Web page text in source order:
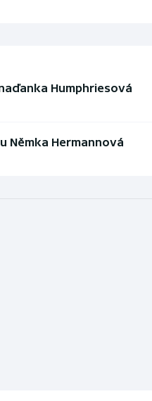
Humphriesová
Němka Hermannová